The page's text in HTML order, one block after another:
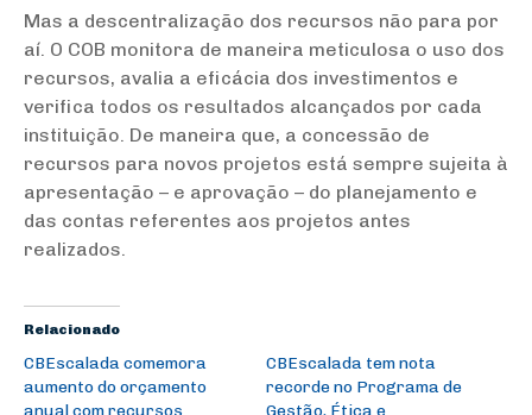
Mas a descentralização dos recursos não para por
aí. O COB monitora de maneira meticulosa o uso dos
recursos, avalia a eficácia dos investimentos e
verifica todos os resultados alcançados por cada
instituição. De maneira que, a concessão de
recursos para novos projetos está sempre sujeita à
apresentação – e aprovação – do planejamento e
das contas referentes aos projetos antes
realizados.
Relacionado
CBEscalada comemora
aumento do orçamento
CBEscalada tem nota
recorde no Programa de